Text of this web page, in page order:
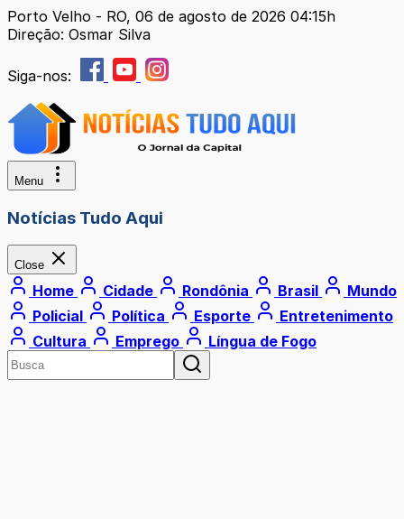
Porto Velho - RO, 06 de agosto de 2026 04:15h
Direção: Osmar Silva
Siga-nos:
Menu
Notícias Tudo Aqui
Close
Home Cidade Rondônia Brasil
Mundo
Policial
Política Esporte
Entretenimento
Cultura
Emprego Língua de Fogo